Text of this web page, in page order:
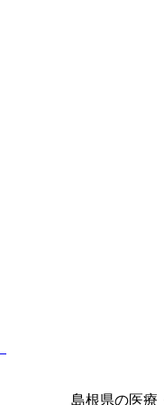
島根県の医療